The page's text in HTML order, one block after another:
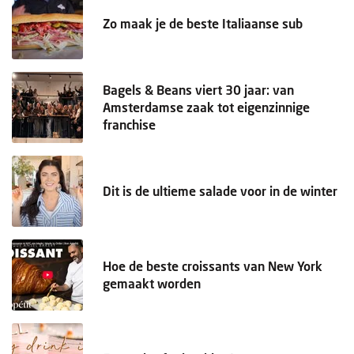
Zo maak je de beste Italiaanse sub
Bagels & Beans viert 30 jaar: van
Amsterdamse zaak tot eigenzinnige
franchise
Dit is de ultieme salade voor in de winter
Hoe de beste croissants van New York
gemaakt worden